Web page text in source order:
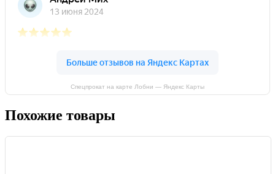
Спецпрокат на карте Лобни — Яндекс Карты
Похожие товары